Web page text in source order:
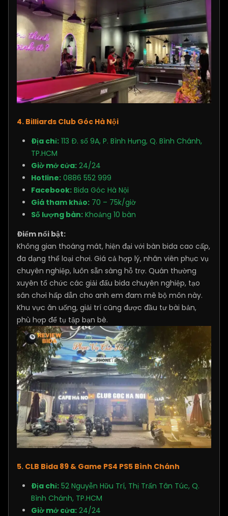
4. Billiards Club Góc Hà Nội
Địa chỉ: 113 Đ. số 9A, P. Bình Hưng, Q. Bình Chánh,
TP.HCM
Giờ mở cửa: 24/24
Hotline: 0886 552 999
Facebook: Bida Góc Hà Nội
Giá tham khảo: 70 – 75k/giờ
Số lượng bàn: Khoảng 10 bàn
Điểm nổi bật:
Không gian thoáng mát, hiện đại với bàn bida cao cấp,
đa dạng thể loại chơi. Giá cả hợp lý, nhân viên phục vụ
chuyên nghiệp, luôn sẵn sàng hỗ trợ. Quán thường
xuyên tổ chức các giải đấu bida chuyên nghiệp, tạo
sân chơi hấp dẫn cho anh em đam mê bộ môn này.
Khu vực ăn uống, giải trí cũng được đầu tư bài bản,
phù hợp để tụ tập bạn bè.
5. CLB Bida 89 & Game PS4 PS5 Bình Chánh
Địa chỉ: 52 Nguyễn Hữu Trí, Thị Trấn Tân Túc, Q.
Bình Chánh, TP.HCM
Giờ mở cửa: 24/24